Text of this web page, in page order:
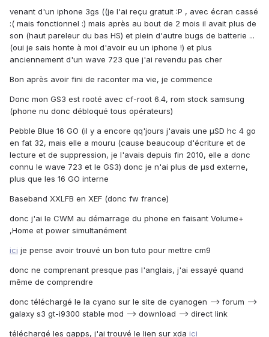
venant d'un iphone 3gs ((je l'ai reçu gratuit :P , avec écran cassé
:( mais fonctionnel :) mais après au bout de 2 mois il avait plus de
son (haut pareleur du bas HS) et plein d'autre bugs de batterie ...
(oui je sais honte à moi d'avoir eu un iphone !) et plus
anciennement d'un wave 723 que j'ai revendu pas cher
Bon après avoir fini de raconter ma vie, je commence
Donc mon GS3 est rooté avec cf-root 6.4, rom stock samsung
(phone nu donc débloqué tous opérateurs)
Pebble Blue 16 GO (il y a encore qq'jours j'avais une µSD hc 4 go
en fat 32, mais elle a mouru (cause beaucoup d'écriture et de
lecture et de suppression, je l'avais depuis fin 2010, elle a donc
connu le wave 723 et le GS3) donc je n'ai plus de µsd externe,
plus que les 16 GO interne
Baseband XXLFB en XEF (donc fw france)
donc j'ai le CWM au démarrage du phone en faisant Volume+
,Home et power simultanément
ici je pense avoir trouvé un bon tuto pour mettre cm9
donc ne comprenant presque pas l'anglais, j'ai essayé quand
même de comprendre
donc téléchargé le la cyano sur le site de cyanogen --> forum -->
galaxy s3 gt-i9300 stable mod --> download --> direct link
téléchargé les gapps, j'ai trouvé le lien sur xda ici